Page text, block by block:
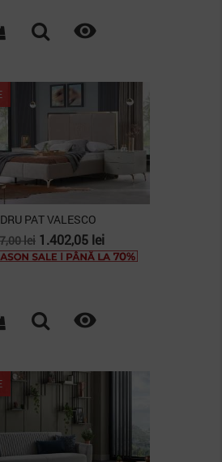

PAT VALESCO
lei Pret
1.402,05 lei
